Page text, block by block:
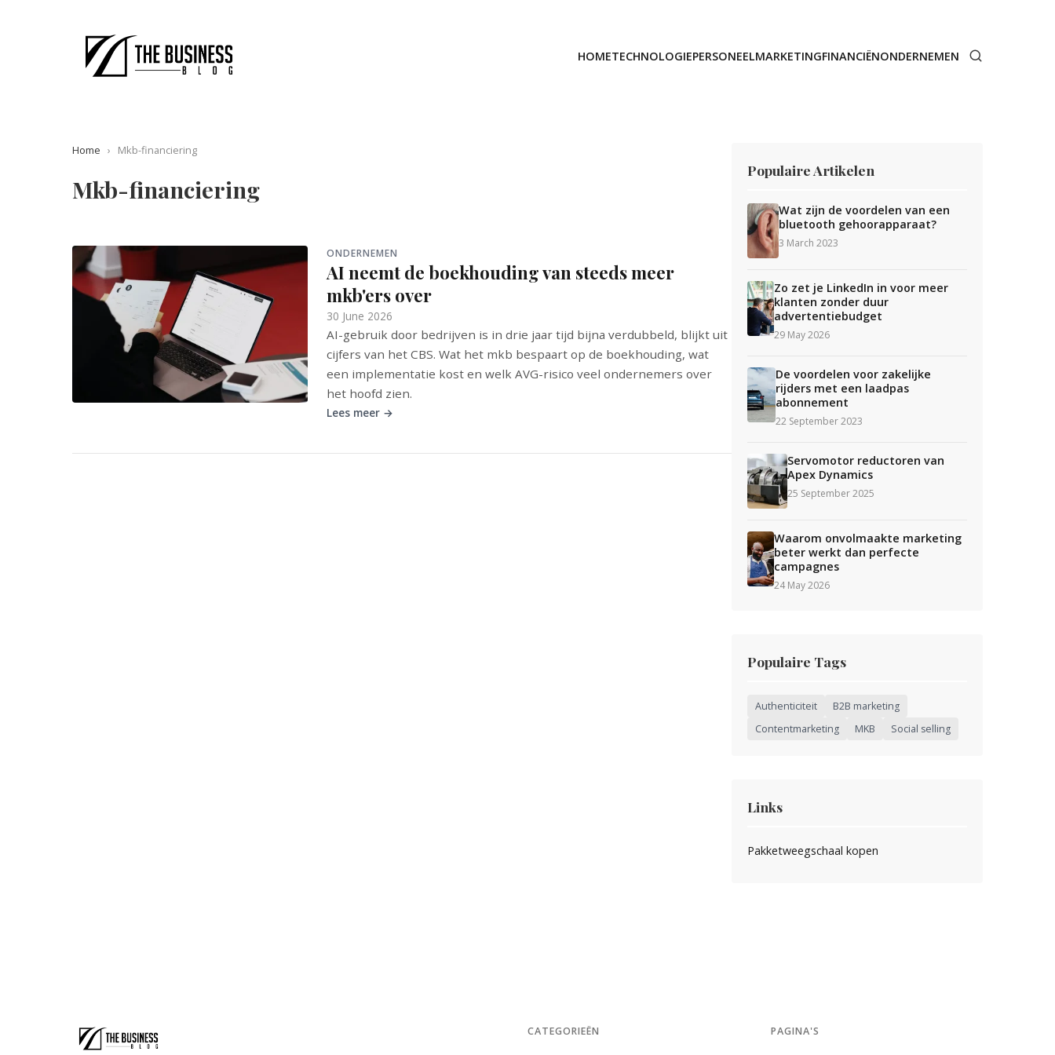
HOMETECHNOLOGIEPERSONEELMARKETINGFINANCIËNONDERNEMEN
Home › Mkb-financiering
Mkb-financiering
ONDERNEMEN
AI neemt de boekhouding van steeds meer
mkb'ers over
30 June 2026
AI-gebruik door bedrijven is in drie jaar tijd bijna verdubbeld, blijkt uit
cijfers van het CBS. Wat het mkb bespaart op de boekhouding, wat
een implementatie kost en welk AVG-risico veel ondernemers over
het hoofd zien.
Lees meer →
Populaire Artikelen
Wat zijn de voordelen van een
bluetooth gehoorapparaat?
3 March 2023
Zo zet je LinkedIn in voor meer
klanten zonder duur
advertentiebudget
29 May 2026
De voordelen voor zakelijke
rijders met een laadpas
abonnement
22 September 2023
Servomotor reductoren van
Apex Dynamics
25 September 2025
Waarom onvolmaakte marketing
beter werkt dan perfecte
campagnes
24 May 2026
Populaire Tags
Authenticiteit
B2B marketing
Contentmarketing
MKB Social selling
Links
Pakketweegschaal kopen
CATEGORIEËN PAGINA'S